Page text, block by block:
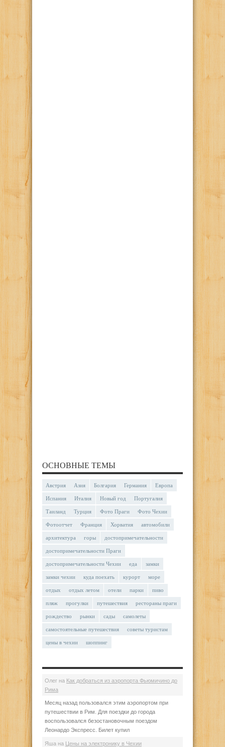
ОСНОВНЫЕ ТЕМЫ
Австрия Азия Болгария Германия Европа
Испания Италия Новый год Португалия
Таиланд Турция Фото Праги Фото Чехии
Фотоотчет Франция Хорватия автомобили
архитектура горы достопримечательности
достопримечательности Праги
достопримечательности Чехии еда замки
замки чехии куда поехать курорт море
отдых отдых летом отели парки пиво
пляж прогулки путешествия рестораны праги
рождество рынки сады самолеты
самостоятельные путешествия советы туристам
цены в чехии шоппинг
Олег на Как добраться из аэропорта Фьюмичино до
Рима
Месяц назад пользовался этим аэропортом при
путешествии в Рим. Для поездки до города
воспользовался безостановочным поездом
Леонардо Экспресс. Билет купил
Яша на Цены на электронику в Чехии